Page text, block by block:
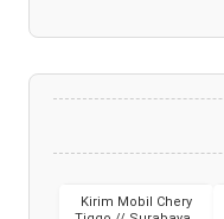
Kirim Mobil Chery